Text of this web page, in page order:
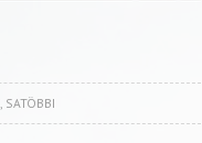
, SATÖBBI